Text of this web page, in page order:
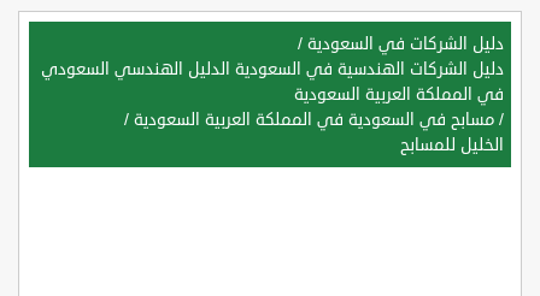
دليل الشركات في السعودية /
دليل الشركات الهندسية في السعودية الدليل الهندسي السعودي
في المملكة العربية السعودية
/ مسابح في السعودية في المملكة العربية السعودية /
الخليل للمسابح